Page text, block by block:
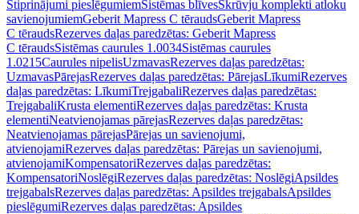
Stiprinājumi pieslēgumiemSistēmas blīvesSkrūvju komplekti atloku
savienojumiemGeberit Mapress C tēraudsGeberit Mapress
C tēraudsRezerves daļas paredzētas: Geberit Mapress
C tēraudsSistēmas caurules 1.0034Sistēmas caurules
1.0215Caurules nipelisUzmavasRezerves daļas paredzētas:
UzmavasPārejasRezerves daļas paredzētas: PārejasLīkumiRezerves
daļas paredzētas: LīkumiTrejgabaliRezerves daļas paredzētas:
TrejgabaliKrusta elementiRezerves daļas paredzētas: Krusta
elementiNeatvienojamas pārejasRezerves daļas paredzētas:
Neatvienojamas pārejasPārejas un savienojumi,
atvienojamiRezerves daļas paredzētas: Pārejas un savienojumi,
atvienojamiKompensatoriRezerves daļas paredzētas:
KompensatoriNoslēgiRezerves daļas paredzētas: NoslēgiApsildes
trejgabalsRezerves daļas paredzētas: Apsildes trejgabalsApsildes
pieslēgumiRezerves daļas paredzētas: Apsildes